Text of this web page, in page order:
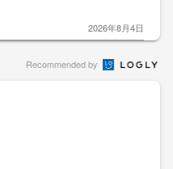
2026年8月4日
Recommended by